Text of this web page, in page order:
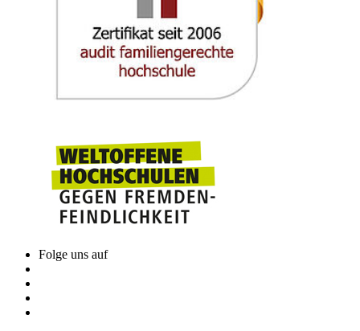
Folge uns auf